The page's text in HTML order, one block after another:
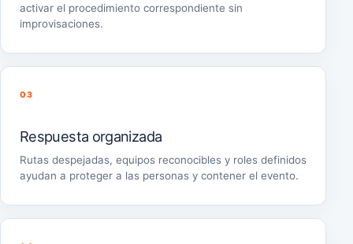
activar el procedimiento correspondiente sin
improvisaciones.
03
Respuesta organizada
Rutas despejadas, equipos reconocibles y roles definidos
ayudan a proteger a las personas y contener el evento.